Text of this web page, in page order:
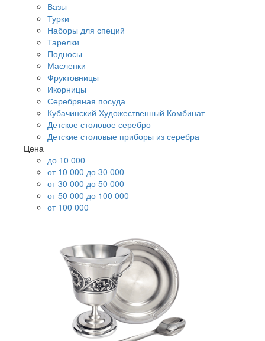
Вазы
Турки
Наборы для специй
Тарелки
Подносы
Масленки
Фруктовницы
Икорницы
Серебряная посуда
Кубачинский Художественный Комбинат
Детское столовое серебро
Детские столовые приборы из серебра
Цена
до 10 000
от 10 000 до 30 000
от 30 000 до 50 000
от 50 000 до 100 000
от 100 000